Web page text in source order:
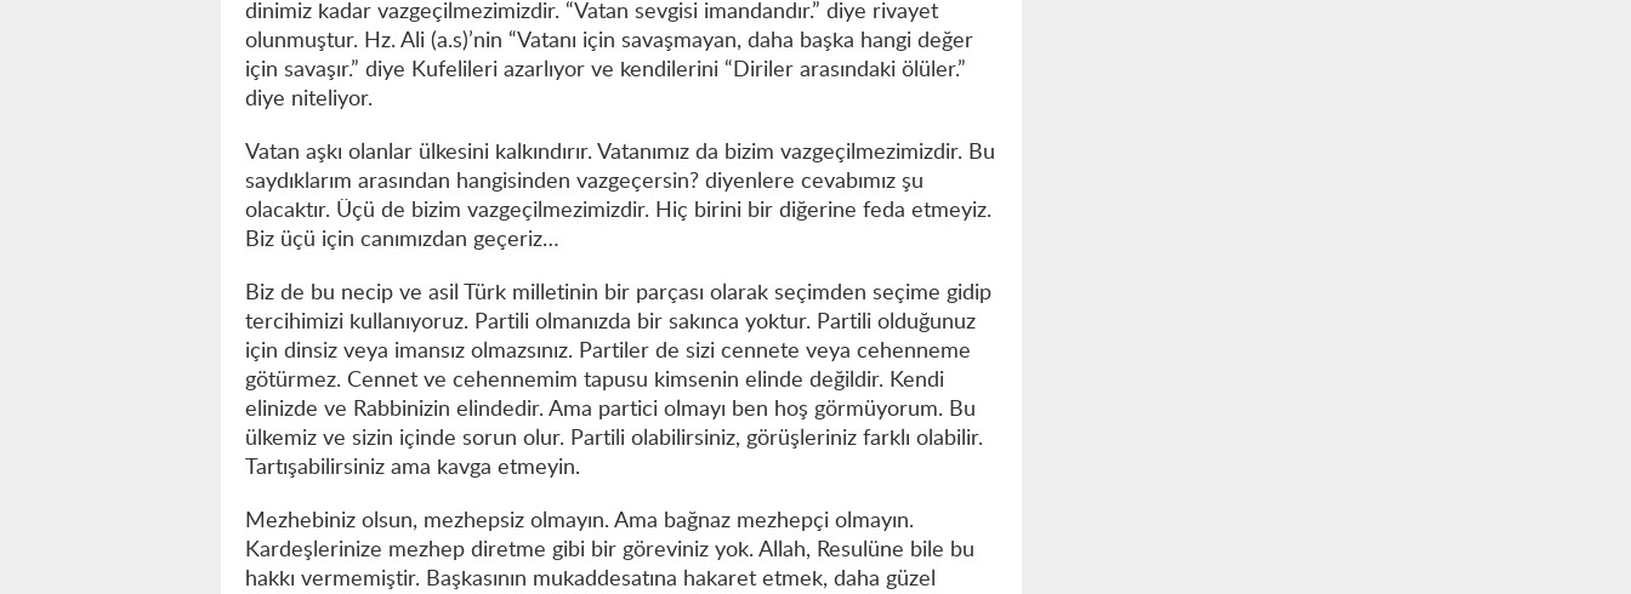
dinimiz kadar vazgeçilmezimizdir. “Vatan sevgisi imandandır.” diye rivayet
olunmuştur. Hz. Ali (a.s)’nin “Vatanı için savaşmayan, daha başka hangi değer
için savaşır.” diye Kufelileri azarlıyor ve kendilerini “Diriler arasındaki ölüler.”
diye niteliyor.
Vatan aşkı olanlar ülkesini kalkındırır. Vatanımız da bizim vazgeçilmezimizdir. Bu
saydıklarım arasından hangisinden vazgeçersin? diyenlere cevabımız şu
olacaktır. Üçü de bizim vazgeçilmezimizdir. Hiç birini bir diğerine feda etmeyiz.
Biz üçü için canımızdan geçeriz…
Biz de bu necip ve asil Türk milletinin bir parçası olarak seçimden seçime gidip
tercihimizi kullanıyoruz. Partili olmanızda bir sakınca yoktur. Partili olduğunuz
için dinsiz veya imansız olmazsınız. Partiler de sizi cennete veya cehenneme
götürmez. Cennet ve cehennemim tapusu kimsenin elinde değildir. Kendi
elinizde ve Rabbinizin elindedir. Ama partici olmayı ben hoş görmüyorum. Bu
ülkemiz ve sizin içinde sorun olur. Partili olabilirsiniz, görüşleriniz farklı olabilir.
Tartışabilirsiniz ama kavga etmeyin.
Mezhebiniz olsun, mezhepsiz olmayın. Ama bağnaz mezhepçi olmayın.
Kardeşlerinize mezhep diretme gibi bir göreviniz yok. Allah, Resulüne bile bu
hakkı vermemiştir. Başkasının mukaddesatına hakaret etmek, daha güzel